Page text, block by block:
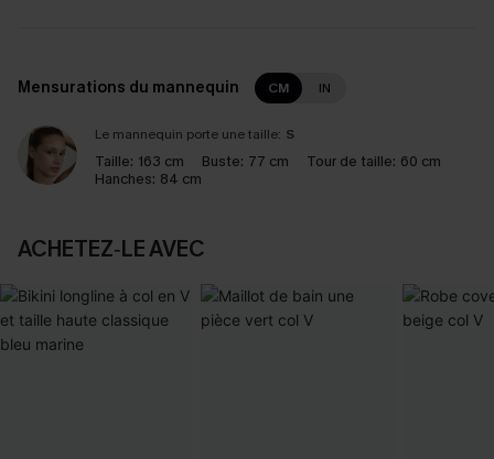
Mensurations du mannequin CM IN
Le mannequin porte une taille: S
Taille: 163 cm Buste: 77 cm Tour de taille: 60 cm
Hanches: 84 cm
ACHETEZ‑LE AVEC